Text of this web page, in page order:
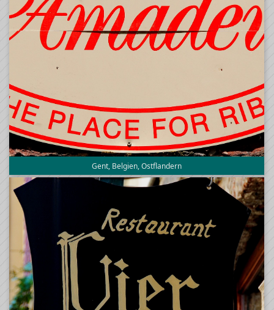
Gent, Belgien, Ostflandern